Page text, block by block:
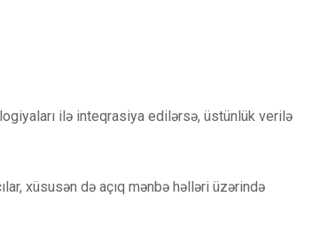
ilə inteqrasiya edilərsə, üstünlük verilə
xüsusən də açıq mənbə həlləri üzərində